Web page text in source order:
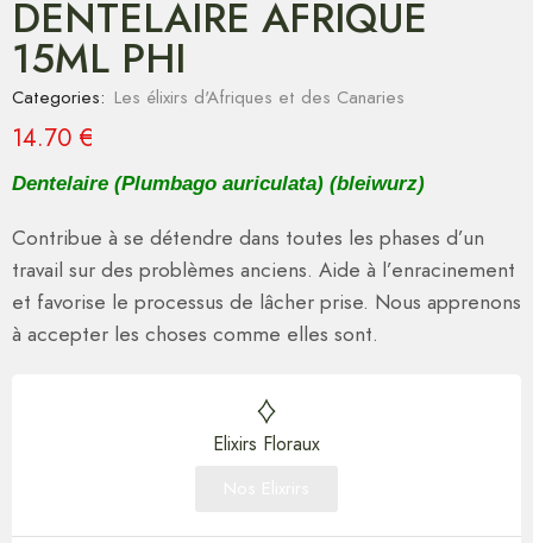
DENTELAIRE AFRIQUE
15ML PHI
Categories: Les élixirs d'Afriques et des Canaries
14.70 €
Dentelaire (Plumbago auriculata) (bleiwurz)
Contribue à se détendre dans toutes les phases d’un
travail sur des problèmes anciens. Aide à l’enracinement
et favorise le processus de lâcher prise. Nous apprenons
à accepter les choses comme elles sont.
Elixirs Floraux